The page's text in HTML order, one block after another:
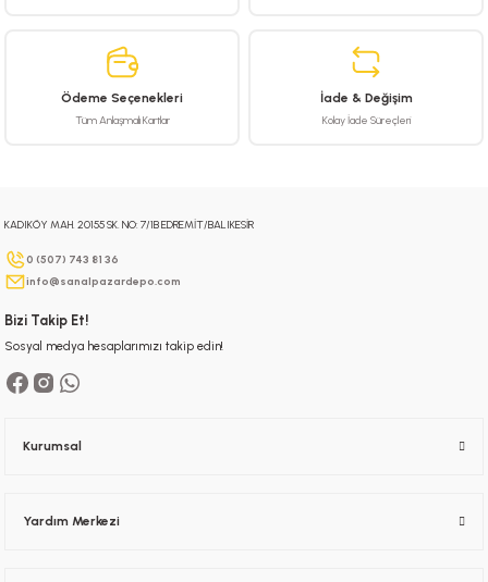
Ürün bilgilerinde hatalar bulunuyor.
Ürün fiyatı diğer sitelerden daha pahalı.
Bu ürüne benzer farklı alternatifler olmalı.
Ödeme Seçenekleri
Tüm Anlaşmalı Kartlar
İade & Değişim
Kolay İade Süreçleri
KADIKÖY MAH. 20155 SK. NO: 7/1B EDREMİT/BALIKESİR
0 (507) 743 81 36
info@sanalpazardepo.com
Bizi Takip Et!
Sosyal medya hesaplarımızı takip edin!
Kurumsal
Yardım Merkezi